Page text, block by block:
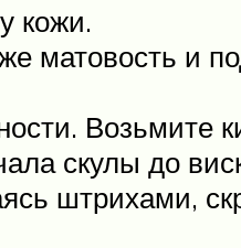
кожи.
матовость и
Возьмите
скулы до
штрихами,